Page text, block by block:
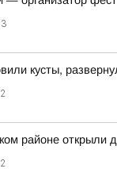
кусты,
районе открыли